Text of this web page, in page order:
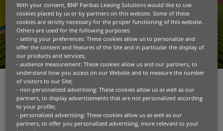
LIKWIDACJA SZKÓD AGROW TU ALLIANZ
Pamiętaj!
With your consent, BNP Paribas Leasing Solutions would like to use
cookies placed by us or by partners on this website. Some of these
cookies are strictly necessary for the proper functioning of this website.
Others are used for the following purposes:
- setting your preferences: These cookies allow us to personalize and
offer the content and features of the Site and in particular the display of
our products and services;
- audience measurement: These cookies allow us and our partners, to
understand how you access on our Website and to measure the number
of visitors to our Site;
- non-personalized advertising: These cookies allow us as well as our
partners, to display advertisements that are not personalized according
to your profile;
- personalized advertising: These cookies allow us as well as our
partners, to offer you personalized advertising, more relevant to your